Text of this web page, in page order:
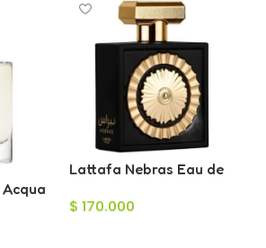
Lattafa Nebras Eau de
$ 170.000